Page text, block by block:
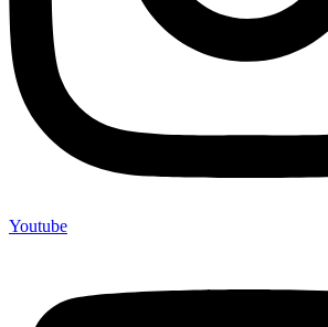
Youtube